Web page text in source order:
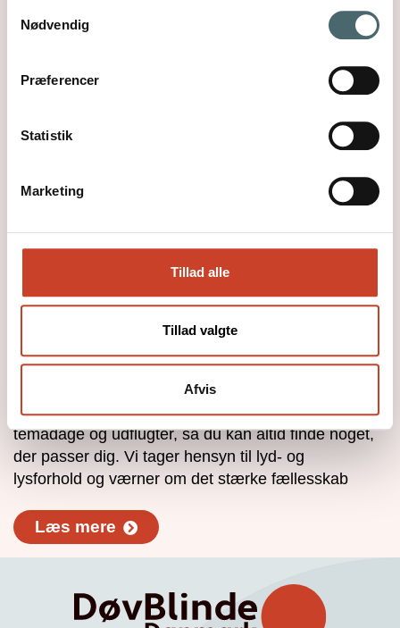
Nødvendig
Præferencer
Statistik
Marketing
Tillad alle
Tillad valgte
Afvis
DøvBlinde Danmark holder masser af kurser,
temadage og udflugter, så du kan altid finde noget,
der passer dig. Vi tager hensyn til lyd- og
lysforhold og værner om det stærke fællesskab
Læs mere